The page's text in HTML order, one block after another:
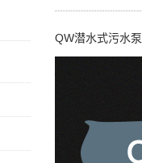
QW潜水式污水泵